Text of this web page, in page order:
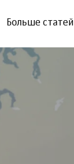
Больше статей